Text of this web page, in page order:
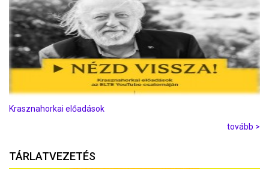
Krasznahorkai előadások
tovább >
TÁRLATVEZETÉS